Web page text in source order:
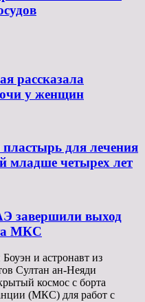
рассказала
у женщин
для лечения
младше четырех лет
завершили выход
МКС
и астронавт из
Султан ан-Неяди
космос с борта
(МКС) для работ с